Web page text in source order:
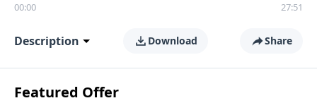
00:00 27:51
Description Download Share
Featured Offer